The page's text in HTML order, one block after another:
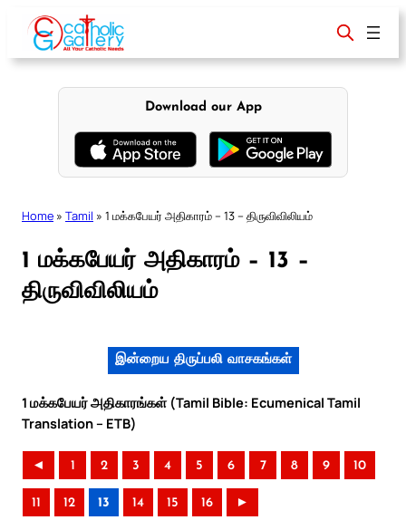
content
Download our App
Home » Tamil » 1 மக்கபேயர் அதிகாரம் – 13 – திருவிவிலியம்
1 மக்கபேயர் அதிகாரம் – 13 –
திருவிவிலியம்
இன்றைய திருப்பலி வாசகங்கள்
1 மக்கபேயர் அதிகாரங்கள் (Tamil Bible: Ecumenical Tamil
Translation – ETB)
◄ 1 2 3 4 5 6 7 8 9 10
11 12 13 14 15 16 ►